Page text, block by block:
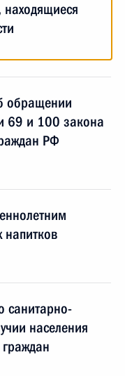
находящиеся
обращении
69 и 100 закона
РФ
напитков
санитарно-
населения